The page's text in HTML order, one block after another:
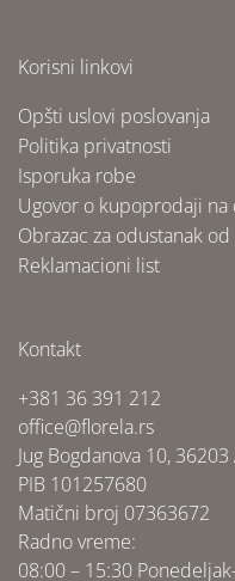
Korisni linkovi
Opšti uslovi poslovanja
Politika privatnosti
Isporuka robe
Ugovor o kupoprodaji na
Obrazac za odustanak
Reklamacioni list
Kontakt
+381 36 391 212
office@florela.rs
Jug Bogdanova 10,
PIB 101257680
Matični broj 07363672
Radno vreme:
08:00 – 15:30